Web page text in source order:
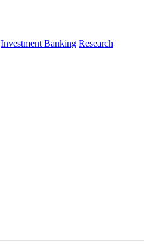
Investment Banking Research